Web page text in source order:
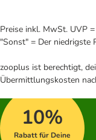
Preise inkl. MwSt. UVP
"Sonst" = Der niedrigste
zooplus ist berechtigt,
Übermittlungskosten
10%
Rabatt für Deine